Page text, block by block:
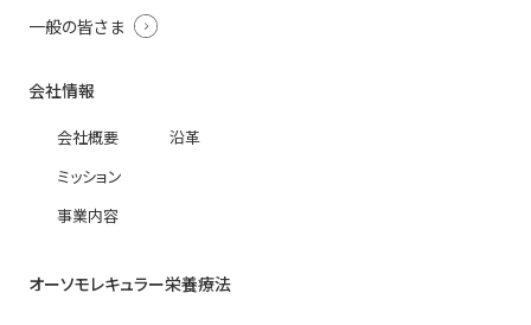
一般の皆さま
会社情報
会社概要
ミッション
事業内容
沿革
オーソモレキュラー栄養療法